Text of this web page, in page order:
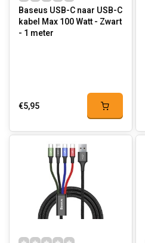
Baseus USB-C naar USB-C
kabel Max 100 Watt - Zwart
- 1 meter
€5,95